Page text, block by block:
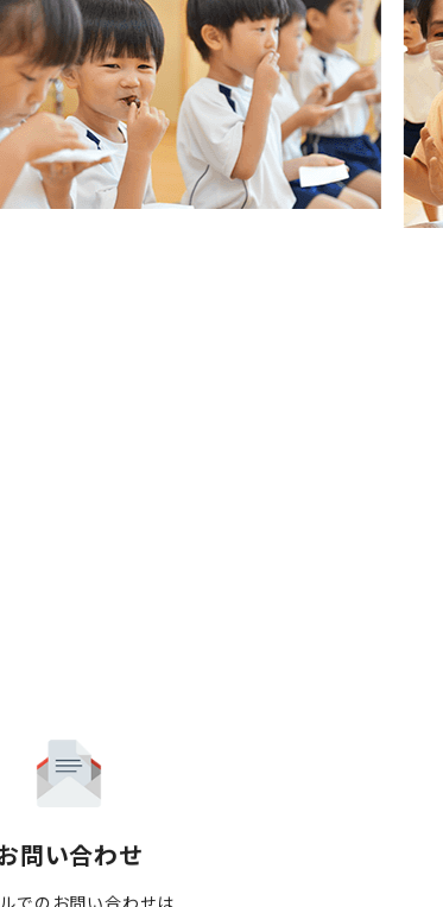
問い合わせ
でのお問い合わせは